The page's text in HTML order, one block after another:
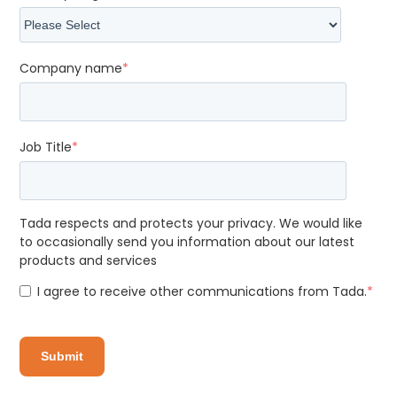
Company name*
Job Title*
Tada respects and protects your privacy. We would like
to occasionally send you information about our latest
products and services
I agree to receive other communications from Tada.*